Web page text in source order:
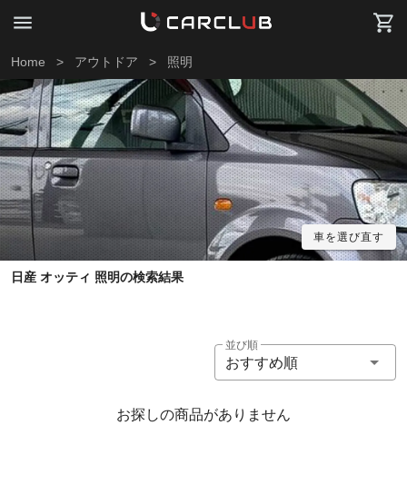
Home > アウトドア > 照明
車を選び直す
日産 オッティ 照明の検索結果
並び順
おすすめ順
お探しの商品がありません